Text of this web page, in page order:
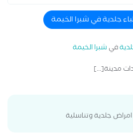
جلدية في شبرا الخيمة
في شبرا الخيمة
مدينة[...]
جلدية وتناسلية